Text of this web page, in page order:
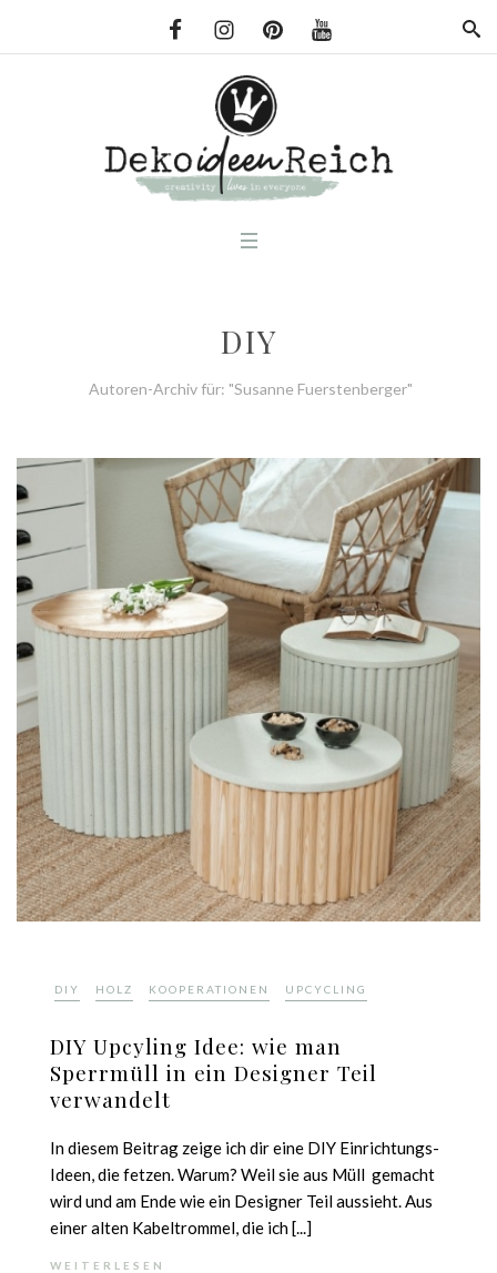
DIY
Autoren-Archiv für: "Susanne Fuerstenberger"
DIY HOLZ KOOPERATIONEN UPCYCLING
DIY Upcyling Idee: wie man
Sperrmüll in ein Designer Teil
verwandelt
In diesem Beitrag zeige ich dir eine DIY Einrichtungs-
Ideen, die fetzen. Warum? Weil sie aus Müll gemacht
wird und am Ende wie ein Designer Teil aussieht. Aus
einer alten Kabeltrommel, die ich [...]
WEITERLESEN